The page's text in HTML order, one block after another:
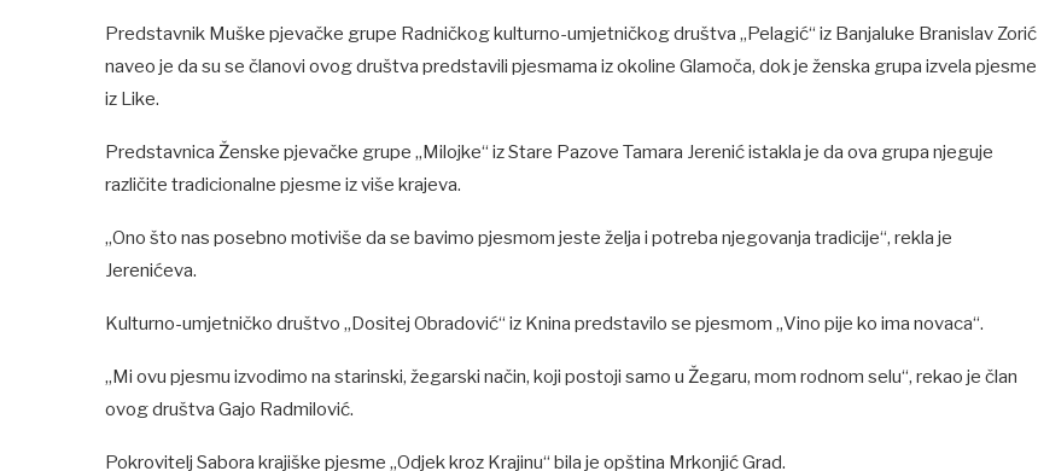
Predstavnik Muške pjevačke grupe Radničkog kulturno-umjetničkog društva „Pelagić“ iz Banjaluke Branislav Zorić
naveo je da su se članovi ovog društva predstavili pjesmama iz okoline Glamoča, dok je ženska grupa izvela pjesme
iz Like.
Predstavnica Ženske pjevačke grupe „Milojke“ iz Stare Pazove Tamara Jerenić istakla je da ova grupa njeguje
različite tradicionalne pjesme iz više krajeva.
„Ono što nas posebno motiviše da se bavimo pjesmom jeste želja i potreba njegovanja tradicije“, rekla je
Jerenićeva.
Kulturno-umjetničko društvo „Dositej Obradović“ iz Knina predstavilo se pjesmom „Vino pije ko ima novaca“.
„Mi ovu pjesmu izvodimo na starinski, žegarski način, koji postoji samo u Žegaru, mom rodnom selu“, rekao je član
ovog društva Gajo Radmilović.
Pokrovitelj Sabora krajiške pjesme „Odjek kroz Krajinu“ bila je opština Mrkonjić Grad.